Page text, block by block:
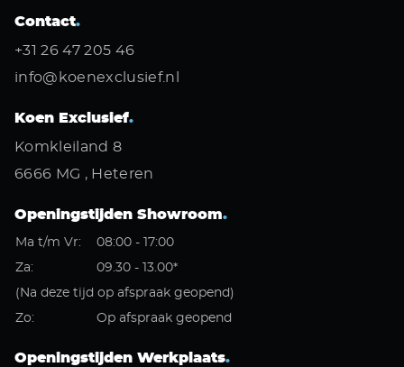
Contact.
+31 26 47 205 46
info@koenexclusief.nl
Koen Exclusief.
Komkleiland 8
6666 MG , Heteren
Openingstijden Showroom.
Ma t/m Vr:
08:00 - 17:00
Za:
09.30 - 13.00*
(Na deze tijd op afspraak geopend)
Zo:
Op afspraak geopend
Openingstijden Werkplaats.